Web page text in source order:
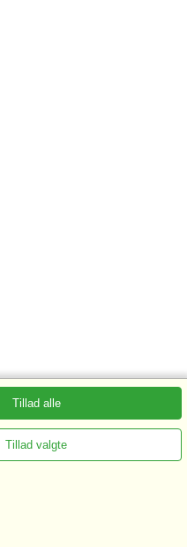
Tillad alle
Tillad valgte